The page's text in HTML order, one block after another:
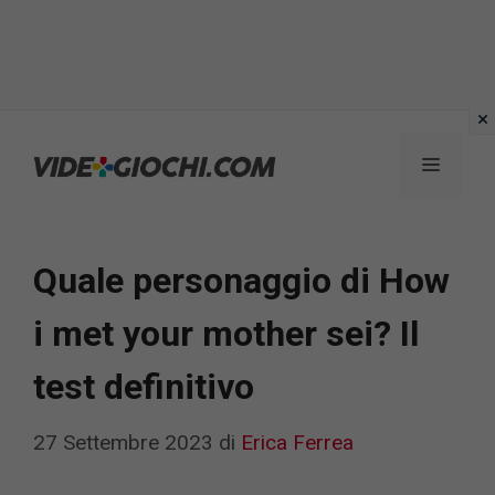
Menu
Quale personaggio di How
i met your mother sei? Il
test definitivo
27 Settembre 2023 di Erica Ferrea